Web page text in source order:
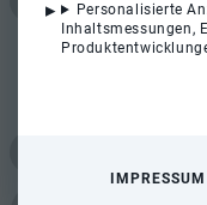
Personalisierte
Inhaltsmessungen,
IMPRESSUM